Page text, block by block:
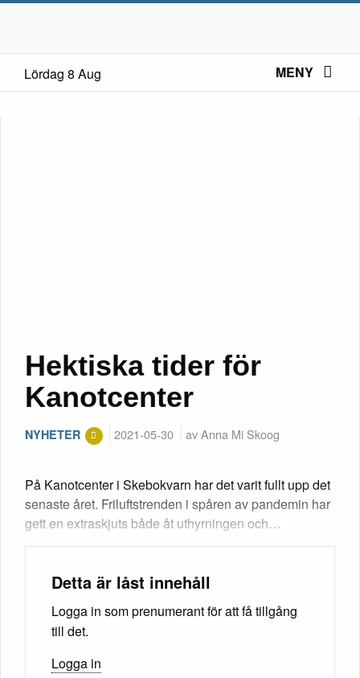
Lördag 8 Aug MENY
Hektiska tider för
Kanotcenter
NYHETER 2021-05-30 av Anna Mi Skoog
På Kanotcenter i Skebokvarn har det varit fullt upp det
senaste året. Friluftstrenden i spåren av pandemin har
gett en extraskjuts både åt uthyrningen och…
Detta är låst innehåll
Logga in som prenumerant för att få tillgång
till det.
Logga in